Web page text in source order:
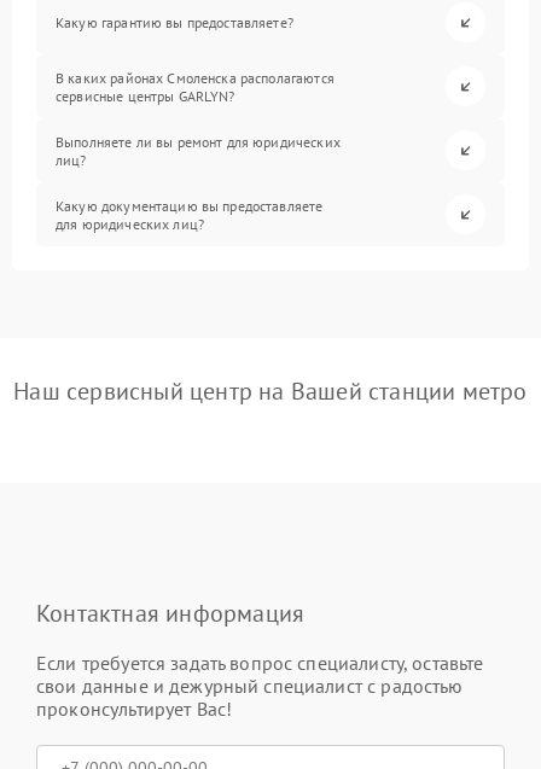
Какую гарантию вы предоставляете?
В каких районах Смоленска располагаются
сервисные центры GARLYN?
Выполняете ли вы ремонт для юридических
лиц?
Какую документацию вы предоставляете
для юридических лиц?
Наш сервисный центр на Вашей станции метро
Контактная информация
Если требуется задать вопрос специалисту, оставьте
свои данные и дежурный специалист с радостью
проконсультирует Вас!